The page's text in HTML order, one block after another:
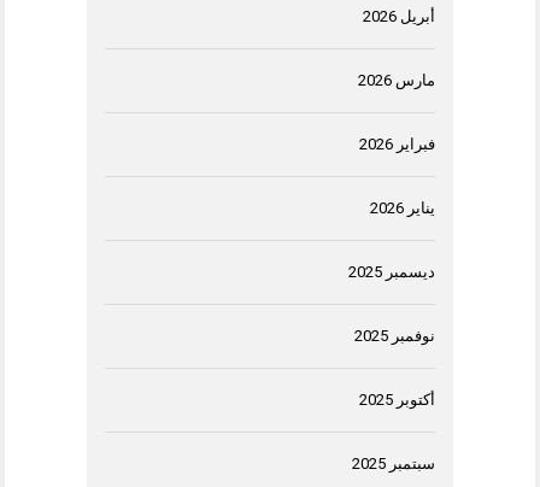
أبريل 2026
مارس 2026
فبراير 2026
يناير 2026
ديسمبر 2025
نوفمبر 2025
أكتوبر 2025
سبتمبر 2025